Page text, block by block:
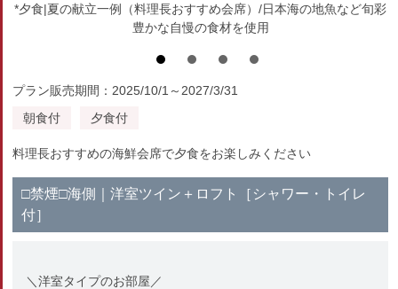
*夕食|夏の献立一例（料理長おすすめ会席）/日本海の地魚など旬彩
豊かな自慢の食材を使用
プラン販売期間：2025/10/1～2027/3/31
朝食付
夕食付
料理長おすすめの海鮮会席で夕食をお楽しみください
□禁煙□海側｜洋室ツイン＋ロフト［シャワー・トイレ
付］
＼洋室タイプのお部屋／